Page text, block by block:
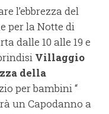
l’ebbrezza del
per la Notte di
dalle 10 alle 19 e
Villaggio
della
per bambini “
un Capodanno a